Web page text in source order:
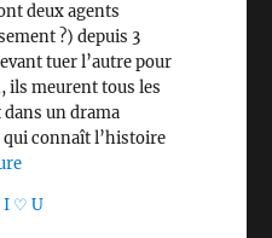
deux agents
?) depuis 3
tuer l’autre pour
ils meurent tous les
un drama
connaît l’histoire
de « Love, Lies, and Spies 黑龙
I ♡ U